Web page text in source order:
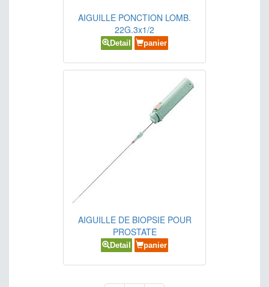
AIGUILLE PONCTION LOMB.
22G.3x1/2
Detail panier
AIGUILLE DE BIOPSIE POUR
PROSTATE
Detail panier